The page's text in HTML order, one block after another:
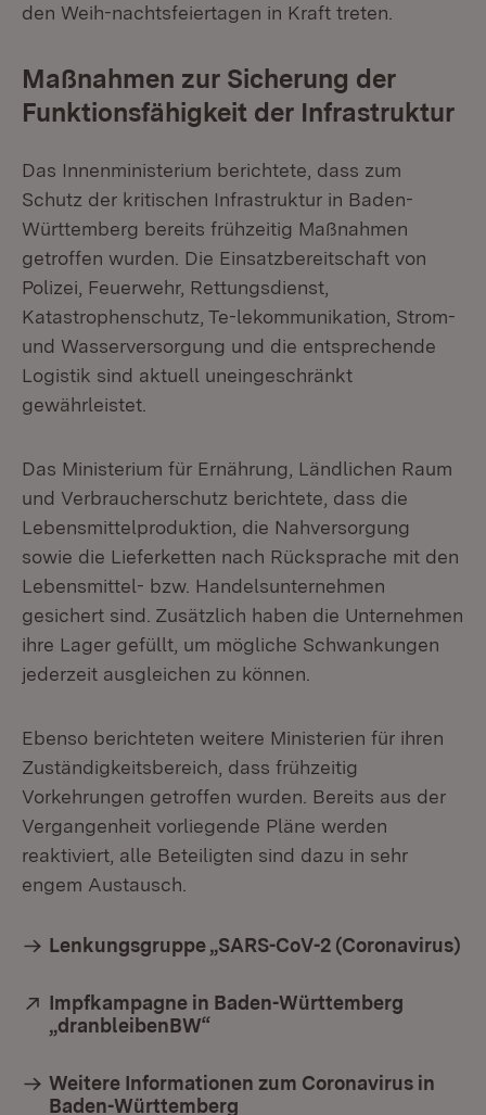
den Weih-nachtsfeiertagen in Kraft treten.
Maßnahmen zur Sicherung der
Funktionsfähigkeit der Infrastruktur
Das Innenministerium berichtete, dass zum
Schutz der kritischen Infrastruktur in Baden-
Württemberg bereits frühzeitig Maßnahmen
getroffen wurden. Die Einsatzbereitschaft von
Polizei, Feuerwehr, Rettungsdienst,
Katastrophenschutz, Te-lekommunikation, Strom-
und Wasserversorgung und die entsprechende
Logistik sind aktuell uneingeschränkt
gewährleistet.
Das Ministerium für Ernährung, Ländlichen Raum
und Verbraucherschutz berichtete, dass die
Lebensmittelproduktion, die Nahversorgung
sowie die Lieferketten nach Rücksprache mit den
Lebensmittel- bzw. Handelsunternehmen
gesichert sind. Zusätzlich haben die Unternehmen
ihre Lager gefüllt, um mögliche Schwankungen
jederzeit ausgleichen zu können.
Ebenso berichteten weitere Ministerien für ihren
Zuständigkeitsbereich, dass frühzeitig
Vorkehrungen getroffen wurden. Bereits aus der
Vergangenheit vorliegende Pläne werden
reaktiviert, alle Beteiligten sind dazu in sehr
engem Austausch.
Lenkungsgruppe „SARS-CoV-2 (Coronavirus)
Extern:
Impfkampagne in Baden-Württemberg
„dranbleibenBW“
Weitere Informationen zum Coronavirus in
Baden-Württemberg